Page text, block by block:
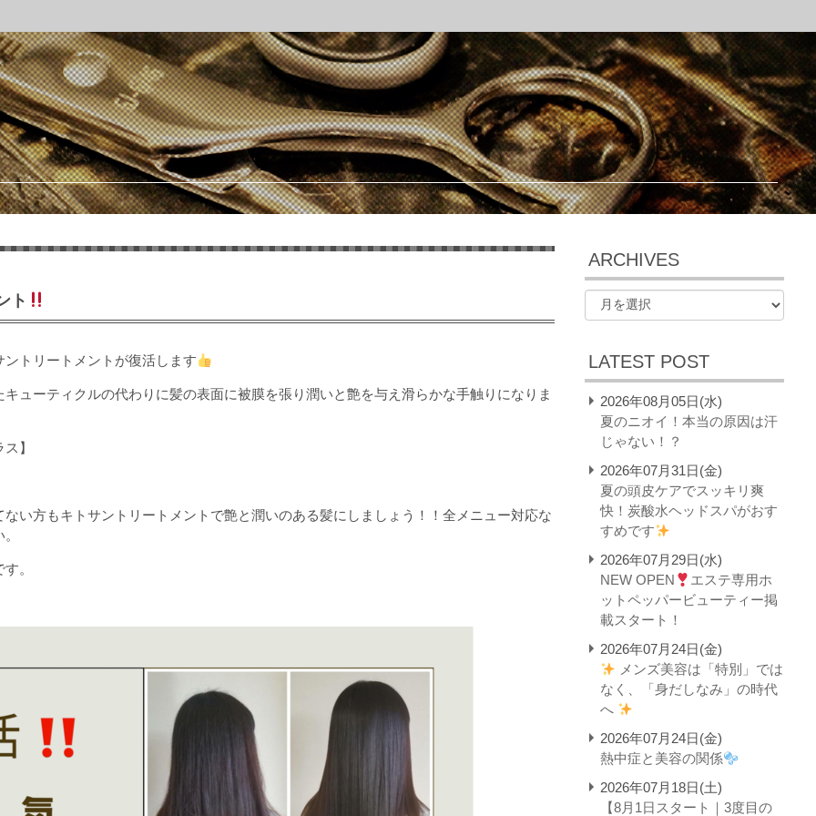
ト
トリートメントが復活します
ューティクルの代わりに髪の表面に被膜を張り潤いと艶を与え滑らかな手触りになりま
】
い方もキトサントリートメントで艶と潤いのある髪にしましょう！！全メニュー対応な
。
ARCHIVES
LATEST POST
2026年08月05日(水)
夏のニオイ！本当の原因は汗
じゃない！？
2026年07月31日(金)
夏の頭皮ケアでスッキリ爽
快！炭酸水ヘッドスパがおす
すめです
2026年07月29日(水)
NEW OPEN
エステ専用ホ
ットペッパービューティー掲
載スタート！
2026年07月24日(金)
メンズ美容は「特別」では
なく、「身だしなみ」の時代
へ
2026年07月24日(金)
熱中症と美容の関係
2026年07月18日(土)
【8月1日スタート｜3度目の